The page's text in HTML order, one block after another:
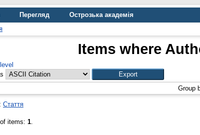
Перегляд
Острозька академія
Items where
Group
Стаття
items: 1.